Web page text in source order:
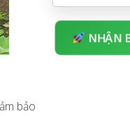
bảo
NHẬN